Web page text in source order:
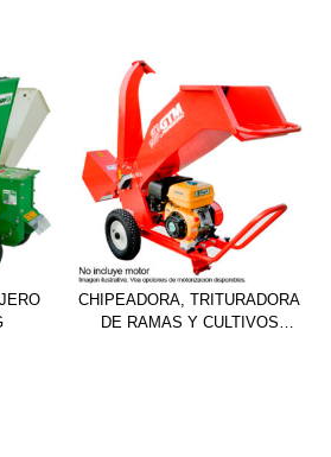
CHIPEADORA, TRITURADORA
DE RAMAS Y CULTIVOS